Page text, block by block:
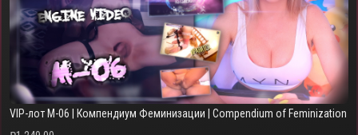
VIP-лот M-06 | Компендиум Феминизации | Compendium of Feminization